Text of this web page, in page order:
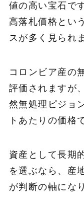
値の高い宝石で
高落札価格とい
スが多く見られ
コロンビア産の
評価されますが
然無処理ピジョ
トあたりの価格
資産として長期
を選ぶなら、産
が判断の軸にな